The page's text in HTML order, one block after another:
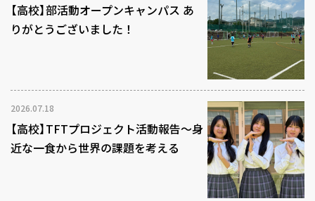
【高校】部活動オープンキャンパス あ
りがとうございました！
2026.07.18
【高校】TFTプロジェクト活動報告～身
近な一食から世界の課題を考える